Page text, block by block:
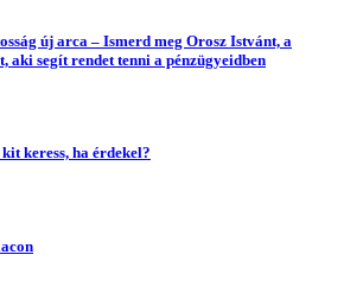
új arca – Ismerd meg Orosz Istvánt, a
aki segít rendet tenni a pénzügyeidben
keress, ha érdekel?